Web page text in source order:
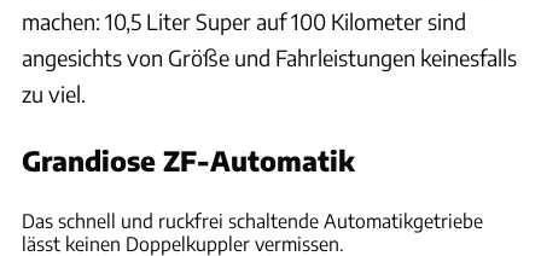
machen: 10,5 Liter Super auf 100 Kilometer sind
angesichts von Größe und Fahrleistungen keinesfalls
zu viel.
Grandiose ZF-Automatik
Das schnell und ruckfrei schaltende Automatikgetriebe
lässt keinen Doppelkuppler vermissen.